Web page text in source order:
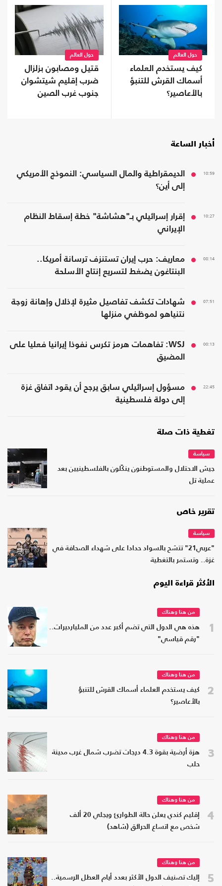
حول العالم
كيف يستخدم العلماء
أسماك القرش للتنبؤ
بالأعاصير؟
حول العالم
قتيل ومصابون بزلزال
ضرب إقليم شيتشوان
جنوب غرب الصين
أخبار الساعة
10:59
الديمقراطية والمال السياسي: النموذج الأمريكي
إلى أين؟
10:27
إقرار إسرائيلي بـ"هشاشة" خطة إسقاط النظام
الإيراني
08:14
معاريف: حرب إيران تستنزف ترسانة أمريكا..
البنتاغون يضغط لتسريع إنتاج الأسلحة
07:51
شهادات تكشف تفاصيل مثيرة لإذلال وإهانة زوجة
نتنياهو لموظفي منزلها
00:13
WSJ: تفاهمات هرمز تكرس نفوذا إيرانيا فعليا على
المضيق
22:45
مسؤول إسرائيلي سابق يرجح أن يقود اتفاق غزة
إلى دولة فلسطينية
تغطية ذات صلة
سياسة
جيش الاحتلال والمستوطنون ينكّلون بالفلسطينيين بعد
عملية تل
تقرير خاص
سياسة
"عربي21" تتشح بالسواد حدادا على شهداء الصحافة في
غزة.. وتستمر بالتغطية
الأكثر قراءة اليوم
1
من هنا وهناك
هذه هي الدول التي تضم أكبر عدد من المليارديرات..
"رقم قياسي"
2
من هنا وهناك
كيف يستخدم العلماء أسماك القرش للتنبؤ
بالأعاصير؟
3
من هنا وهناك
هزة أرضية بقوة 4.3 درجات تضرب شمال غرب مدينة
حلب
4
من هنا وهناك
إقليم كندي يعلن حالة الطوارئ ويجلي 20 ألف
شخص مع اتساع الحرائق (شاهد)
5
من هنا وهناك
إليك تصنيف الدول الأكثر بعدد أيام العطل الرسمية..